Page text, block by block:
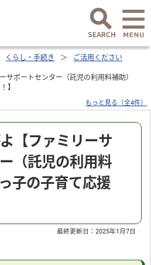
くらし・手続き
ご活用ください
サポートセンター（託児の利用料補助）
】
もっと見る（全4件）
【ファミリーサ
（託児の利用料
子の子育て応援
最終更新日：2025年1月7日